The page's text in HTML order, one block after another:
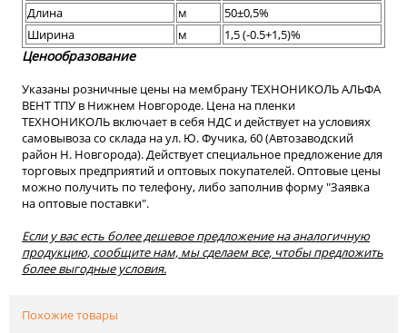
Длина
м
50±0,5%
Ширина
м 1,5 (-0.5+1,5)%
Ценообразование
Указаны розничные цены на мембрану ТЕХНОНИКОЛЬ АЛЬФА
ВЕНТ ТПУ в Нижнем Новгороде. Цена на пленки
ТЕХНОНИКОЛЬ включает в себя НДС и действует на условиях
самовывоза со склада на ул. Ю. Фучика, 60 (Автозаводский
район Н. Новгорода). Действует специальное предложение для
торговых предприятий и оптовых покупателей. Оптовые цены
можно получить по телефону, либо заполнив форму "Заявка
на оптовые поставки".
Если у вас есть более дешевое предложение на аналогичную
продукцию, сообщите нам, мы сделаем все, чтобы предложить
более выгодные условия.
Похожие товары